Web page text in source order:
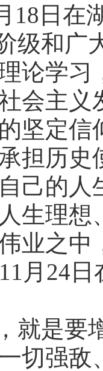
18日在
级和广
论学习
会主义
坚定信
担历史
己的人
生理想
业之
11月24
就是要
切强敌